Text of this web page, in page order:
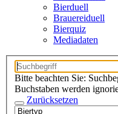
Bierduell
Brauereiduell
Bierquiz
Mediadaten
Bitte beachten Sie:
Buchstaben werden
Zurücksetzen